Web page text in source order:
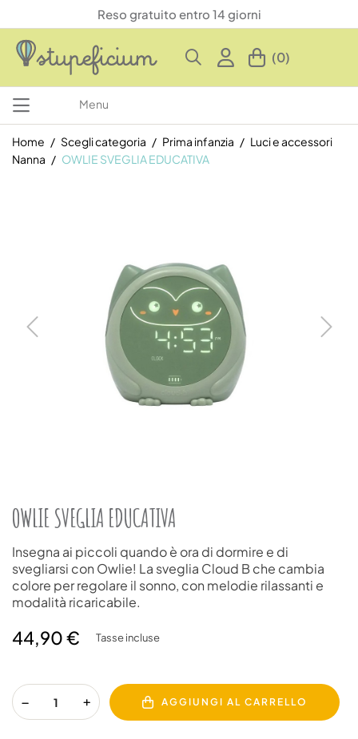
Reso gratuito entro 14 giorni
(0)
Menu
Home Scegli categoria Prima infanzia
Luci e accessori
Nanna
OWLIE SVEGLIA EDUCATIVA
OWLIE SVEGLIA EDUCATIVA
Insegna ai piccoli quando è ora di dormire e di
svegliarsi con Owlie! La sveglia Cloud B che cambia
colore per regolare il sonno, con melodie rilassanti e
modalità ricaricabile.
44,90 € Tasse incluse
AGGIUNGI AL CARRELLO